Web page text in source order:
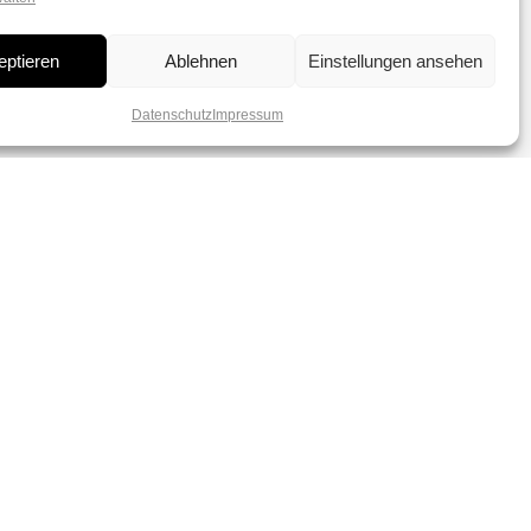
Ablehnen Einstellungen ansehen
DatenschutzImpressum